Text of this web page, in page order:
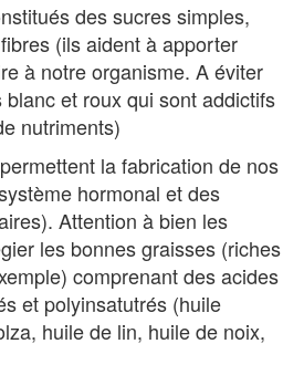
des sucres simples,
(ils aident à apporter
à notre organisme. A éviter
et roux qui sont addictifs
nutriments)
la fabrication de nos
hormonal et des
Attention à bien les
les bonnes graisses (riches
comprenant des acides
et polyinsatutrés (huile
huile de lin, huile de noix,